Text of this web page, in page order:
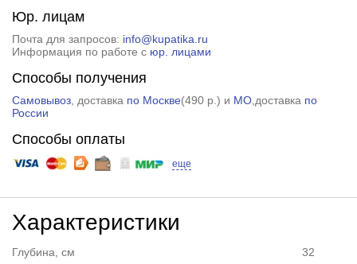
Юр. лицам
Почта для запросов: info@kupatika.ru
Информация по работе с юр. лицами
Способы получения
Самовывоз, доставка по Москве(490 р. ) и МО,доставка по
России
Способы оплаты
еще
Характеристики
Глубина, см 32